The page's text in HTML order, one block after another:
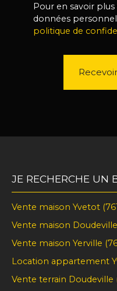
Pour en savoir
données
politique de
JE RECHERCHE UN
Vente maison Yvetot
Vente maison
Vente maison Yerville
Location appartement
Vente terrain Doudeville